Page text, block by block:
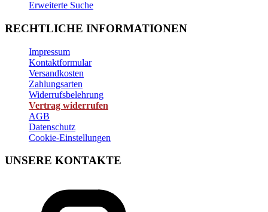
Erweiterte Suche
RECHTLICHE INFORMATIONEN
Impressum
Kontaktformular
Versandkosten
Zahlungsarten
Widerrufsbelehrung
Vertrag widerrufen
AGB
Datenschutz
Cookie-Einstellungen
UNSERE KONTAKTE